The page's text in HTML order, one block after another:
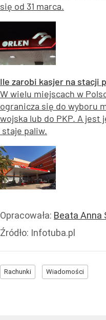
się od 31 marca.
Ile zarobi kasjer na stacji
W wielu miejscach w
ogranicza się do wyboru
wojska lub do PKP. A jest
staje paliw.
Opracowała: Beata Anna
Źródło: Infotuba.pl
Rachunki Wiadomości